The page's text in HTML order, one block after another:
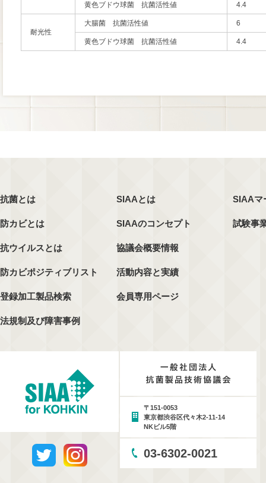
黄色ブドウ球菌 抗菌活性値 4.4
耐光性
大腸菌 抗菌活性値 6
黄色ブドウ球菌 抗菌活性値 4.4
抗菌とは
防カビとは
抗ウイルスとは
防カビポジティブリスト
登録加工製品検索
法規制及び障害事例
SIAAとは
SIAAのコンセプト
協議会概要情報
活動内容と実績
会員専用ページ
SIAAマ
試験事
〒151-0053
東京都渋谷区代々木2-11-14
NKビル5階
03-6302-0021